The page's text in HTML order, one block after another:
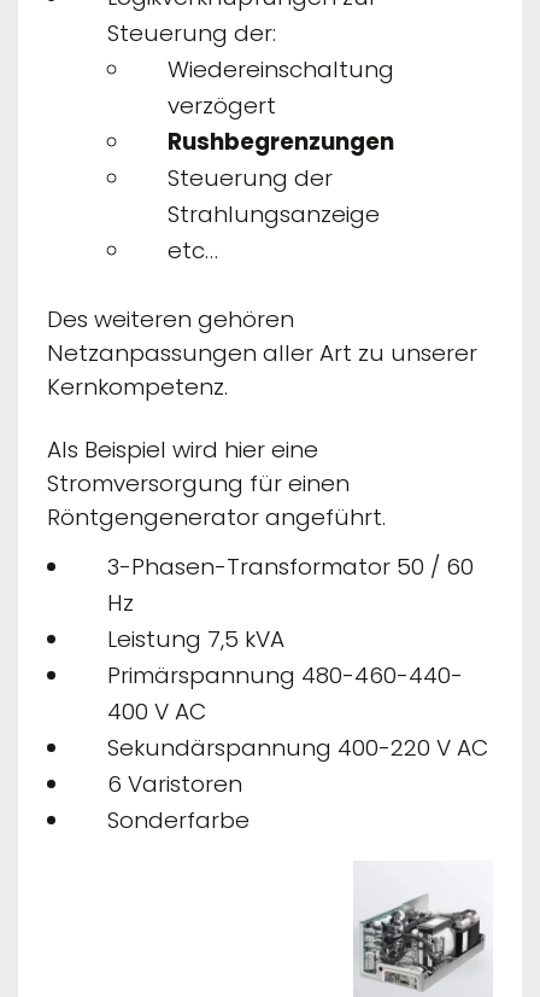
Steuerung der:
Wiedereinschaltung
verzögert
Rushbegrenzungen
Steuerung der
Strahlungsanzeige
etc…
Des weiteren gehören
Netzanpassungen aller Art zu unserer
Kernkompetenz.
Als Beispiel wird hier eine
Stromversorgung für einen
Röntgengenerator angeführt.
3-Phasen-Transformator 50 / 60
Hz
Leistung 7,5 kVA
Primärspannung 480-460-440-
400 V AC
Sekundärspannung 400-220 V AC
6 Varistoren
Sonderfarbe